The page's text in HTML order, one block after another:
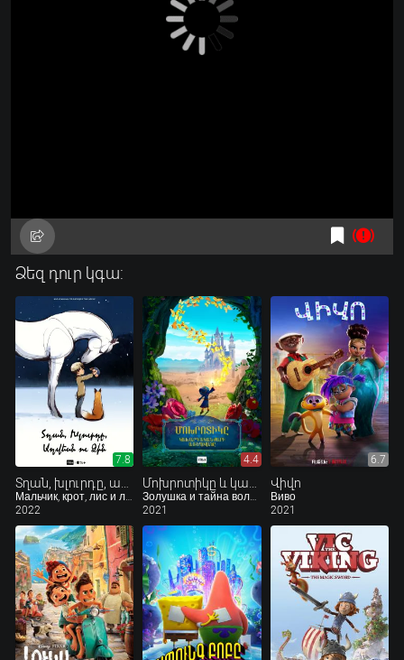
Ձեզ դուր կգա:
7.8
2022
4.4
2021
6.7
Վիվո
Виво
2021